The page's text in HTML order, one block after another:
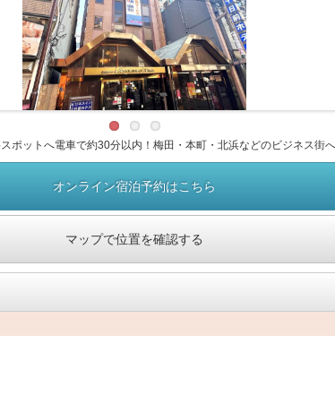
ットへ電車で約30分以内！梅田・本町・北浜などのビジネス街
オンライン宿泊予約はこちら
マップで位置を確認する